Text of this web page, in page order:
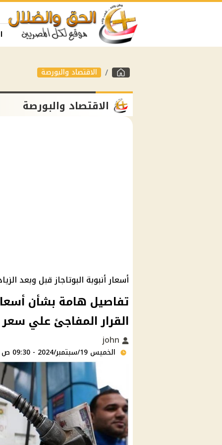
الاقتصاد والبورصة
الاقتصاد والبورصة
أسعار أنبوبة البوتاجاز قبل وبعد
تفاصيل هامة بشأن أسعار
القرار المفاجئ علي سعر
الخميس 19/سبتمبر/2024 - 09:30 ص